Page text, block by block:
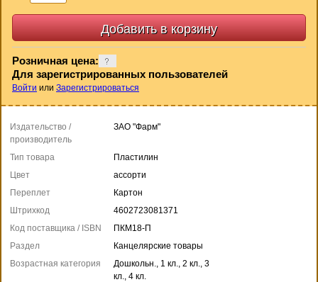
Розничная цена:
Для зарегистрированных пользователей
Войти или Зарегистрироваться
Издательство /
производитель
ЗАО "Фарм"
Тип товара
Пластилин
Цвет
ассорти
Переплет
Картон
Штрихкод
4602723081371
Код поставщика / ISBN
ПКМ18-П
Раздел
Канцелярские товары
Возрастная категория
Дошкольн., 1 кл., 2 кл., 3
кл., 4 кл.